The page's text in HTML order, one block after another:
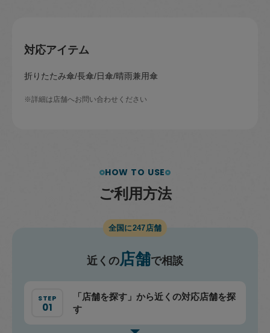
対応アイテム
折りたたみ傘 長傘 日傘 晴雨兼用傘
※詳細は店舗へお問い合わせください
HOW TO USE
ご利 用方法
全国に247 店舗
近くの店舗で相談
「店舗を探す」から近くの対応店舗を探
す